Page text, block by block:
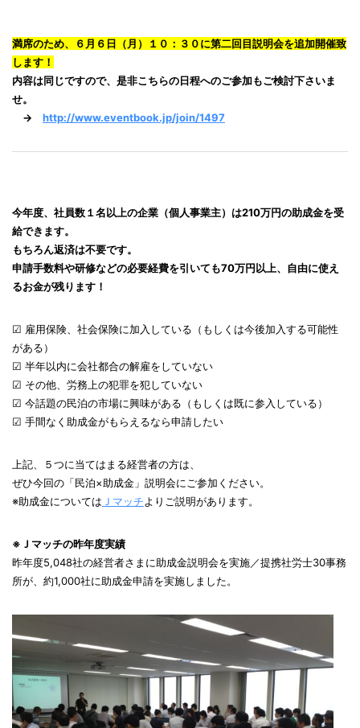
満席のため、６月６日（月）１０：３０に第二回目説明会を追加開催致
します！
内容は同じですので、是非こちらの日程へのご参加もご検討下さいま
せ。
→ http://www.eventbook.jp/join/1497
今年度、社員数１名以上の企業（個人事業主）は210万円の助成金を受
給できます。
もちろん返済は不要です。
申請手数料や研修などの必要経費を引いても70万円以上、自由に使え
るお金が残ります！
☑ 雇用保険、社会保険に加入している（もしくは今後加入する可能性
がある）
☑ 半年以内に会社都合の解雇をしていない
☑ その他、労務上の犯罪を犯していない
☑ 今話題の民泊の市場に興味がある（もしくは既に参入している）
☑ 手間なく助成金がもらえるなら申請したい
上記、５つに当てはまる経営者の方は、
ぜひ今回の「民泊×助成金」説明会にご参加ください。
※助成金については Ｊマッチよりご説明があります。
※Ｊマッチの昨年度実績
昨年度5,048社の経営者さまに助成金説明会を実施／提携社労士30事務
所が、約1,000社に助成金申請を実施しました。